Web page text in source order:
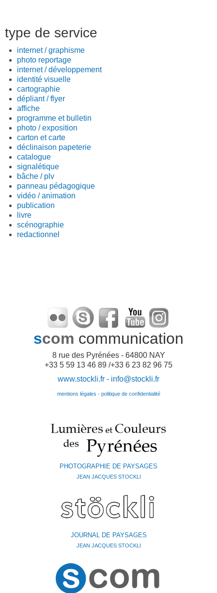
type de service
internet / graphisme
photo reportage
internet / développement
identité visuelle
cartographie
dépliant / flyer
affiche
programme et bulletin
photo / exposition
carton et carte
déclinaison papeterie
catalogue
signalétique
bâche / plv
panneau pédagogique
vidéo / animation
publication
livre
scénographie
redactionnel
scom communication
8 rue des Pyrénées - 64800 NAY
+33 5 59 13 46 89 /+33 6 23 82 96 75
www.stockli.fr - info@stockli.fr
mentions légales - politique de confidentialité
PHOTOGRAPHIE DE PAYSAGES
JEAN JACQUES STOCKLI
JOURNAL DE PAYSAGES
JEAN JACQUES STOCKLI